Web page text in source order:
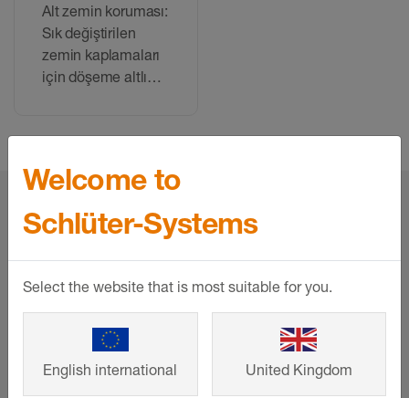
Alt zemin koruması:
Sık değiştirilen
zemin kaplamaları
için döşeme altlığı
üretilmiş membran
Uygulama malzemesi
İndirmeler
İrtibat
Welcome to
Schlüter-Systems
Select the website that is most suitable for you.
English international United Kingdom